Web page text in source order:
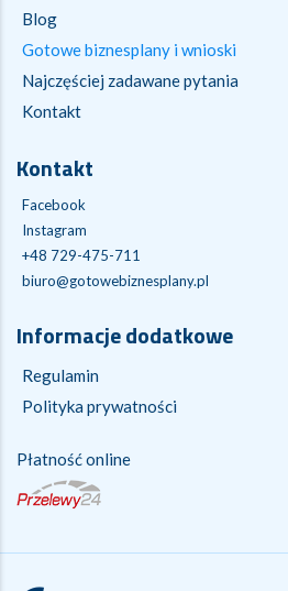
Blog
Gotowe biznesplany i wnioski
Najczęściej zadawane pytania
Kontakt
Kontakt
Facebook
Instagram
+48 729-475-711
biuro@gotowebiznesplany.pl
Informacje dodatkowe
Regulamin
Polityka prywatności
Płatność online